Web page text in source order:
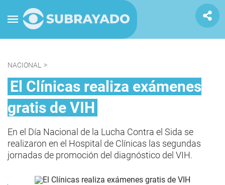
NACIONAL >
El Clínicas realiza exámenes
gratis de VIH
En el Día Nacional de la Lucha Contra el Sida se
realizaron en el Hospital de Clínicas las segundas
jornadas de promoción del diagnóstico del VIH.